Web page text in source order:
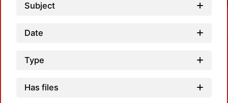
Subject
Date
Type
Has files